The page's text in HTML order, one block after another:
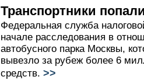
Транспортники
Федеральная служба
начале расследования в
автобусного парка Москвы,
вывезло за рубеж более 6
средств. >>